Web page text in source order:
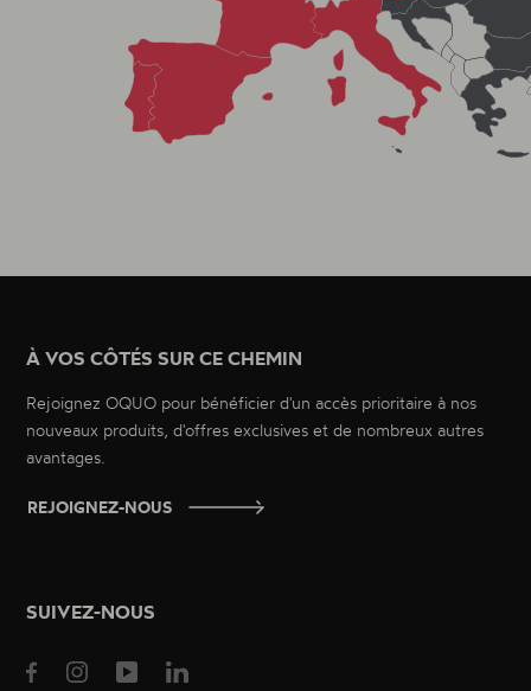
À VOS CÔTÉS SUR CE CHEMIN
Rejoignez OQUO pour bénéficier d'un accès prioritaire à nos
nouveaux produits, d'offres exclusives et de nombreux autres
avantages.
REJOIGNEZ-NOUS
SUIVEZ-NOUS